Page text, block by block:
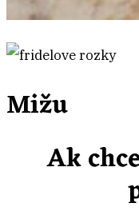
Mižu
Ak